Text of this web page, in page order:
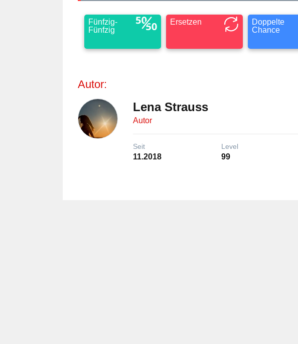
Fünfzig-
Fünfzig
Ersetzen
Doppelte
Chance
Autor:
Lena Strauss
Autor
Seit
11.2018
Level
99